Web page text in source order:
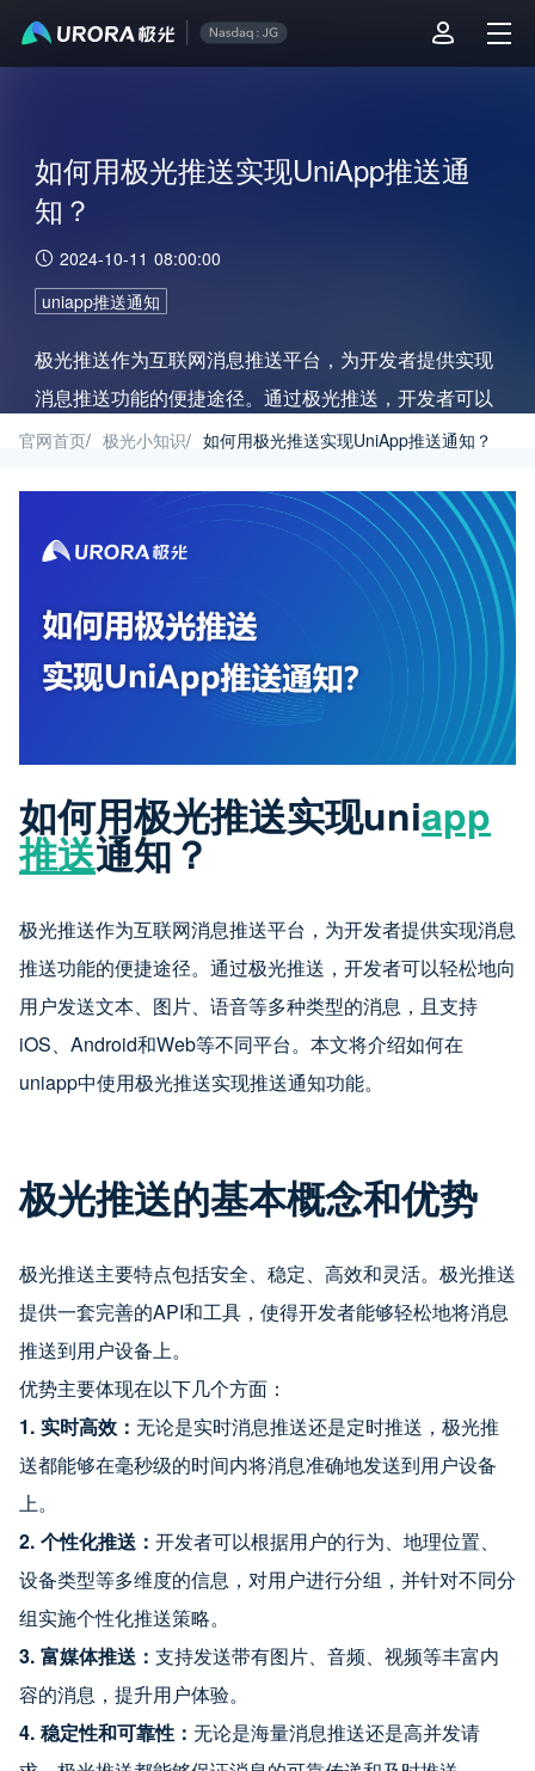
如何用极光推送实现UniApp推送通
知？
2024-10-11 08:00:00
uniapp推送通知
极光推送作为互联网消息推送平台，为开发者提供实现
消息推送功能的便捷途径。通过极光推送，开发者可以
轻松地向用户发送文本、图片、语音等多种类型的消
绍如何在uniapp中使用极光推送实现推送通知功能。
官网首页/ 极光小知识/ 如何用极光推送实现UniApp推送通知？
如何用极光推送实现uniapp
推送通知？
极光推送作为互联网消息推送平台，为开发者提供实现消息
推送功能的便捷途径。通过极光推送，开发者可以轻松地向
用户发送文本、图片、语音等多种类型的消息，且支持
iOS、Android和Web等不同平台。本文将介绍如何在
uniapp中使用极光推送实现推送通知功能。
极光推送的基本概念和优势
极光推送主要特点包括安全、稳定、高效和灵活。极光推送
提供一套完善的API和工具，使得开发者能够轻松地将消息
推送到用户设备上。
优势主要体现在以下几个方面：
1. 实时高效： 无论是实时消息推送还是定时推送，极光推
送都能够在毫秒级的时间内将消息准确地发送到用户设备
上。
2. 个性化推送： 开发者可以根据用户的行为、地理位置、
设备类型等多维度的信息，对用户进行分组，并针对不同分
组实施个性化推送策略。
3. 富媒体推送： 支持发送带有图片、音频、视频等丰富内
容的消息，提升用户体验。
4. 稳定性和可靠性： 无论是海量消息推送还是高并发请